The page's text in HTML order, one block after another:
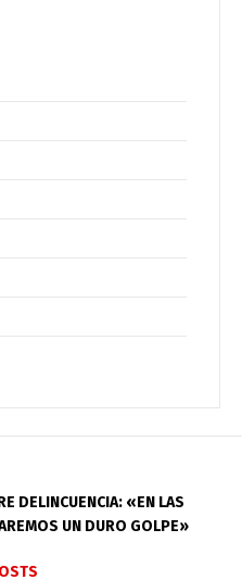
DELINCUENCIA: «EN LAS
UN DURO GOLPE»